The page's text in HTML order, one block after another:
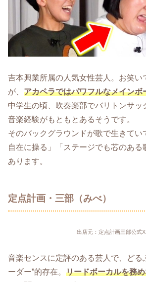
吉本興業所属の人気女性芸人。お笑い
が、 アカペラではパワフルなメインボ
中学生の頃、吹奏楽部でバリトンサッ
音楽経験がもともとあるそうです。
そのバックグラウンドが歌で生きてい
自在に操る」「ステージでも芯のある
あります。
定点計画・三部（みべ）
出店元：定点計画三部公式X
音楽センスに定評のある芸人で、どる
ーダー”的存在。 リードボーカルを務